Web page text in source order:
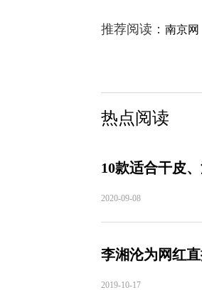
推荐阅读： 南京网
热点阅读
10款适合干皮
2020-09-08
李湘沦为网红
2019-10-17